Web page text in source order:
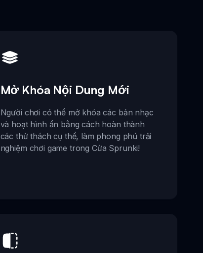
Mở Khóa Nội Dung Mới
Người chơi có thể mở khóa các bản nhạc
và hoạt hình ẩn bằng cách hoàn thành
các thử thách cụ thể, làm phong phú trải
nghiệm chơi game trong Cửa Sprunki!